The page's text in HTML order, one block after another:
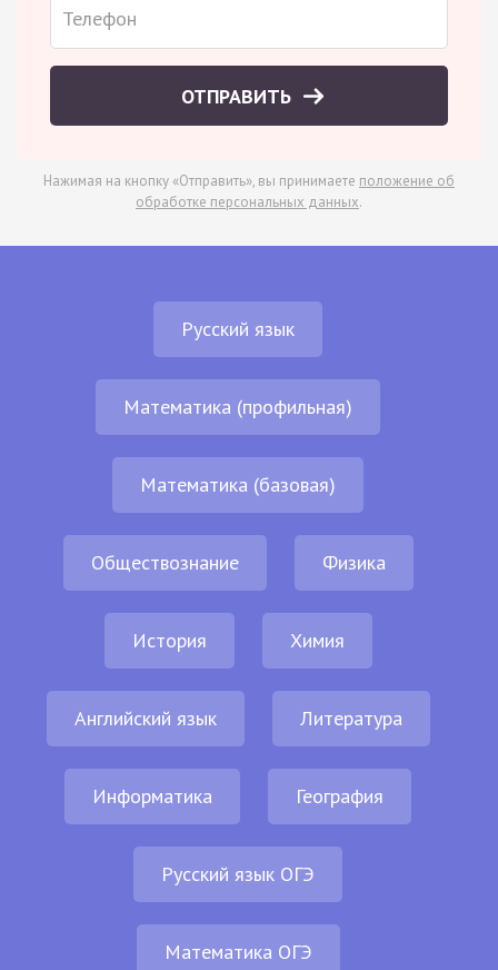
ОТПРАВИТЬ
Нажимая на кнопку «Отправить», вы принимаете положение об
обработке персональных данных.
Русский язык
Математика (профильная)
Математика (базовая)
Обществознание Физика
История Химия
Английский язык Литература
Информатика География
Русский язык ОГЭ
Математика ОГЭ